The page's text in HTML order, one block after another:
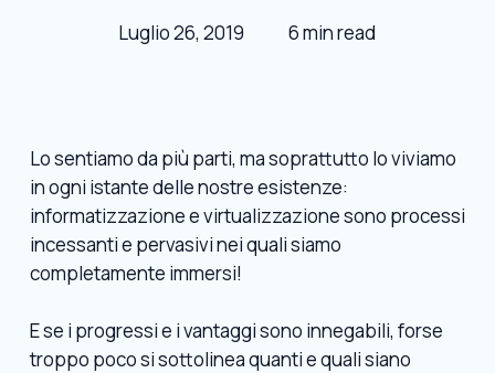
Luglio 26, 2019 6 min read
Lo sentiamo da più parti, ma soprattutto lo viviamo
in ogni istante delle nostre esistenze:
informatizzazione e virtualizzazione sono processi
incessanti e pervasivi nei quali siamo
completamente immersi!
E se i progressi e i vantaggi sono innegabili, forse
troppo poco si sottolinea quanti e quali siano